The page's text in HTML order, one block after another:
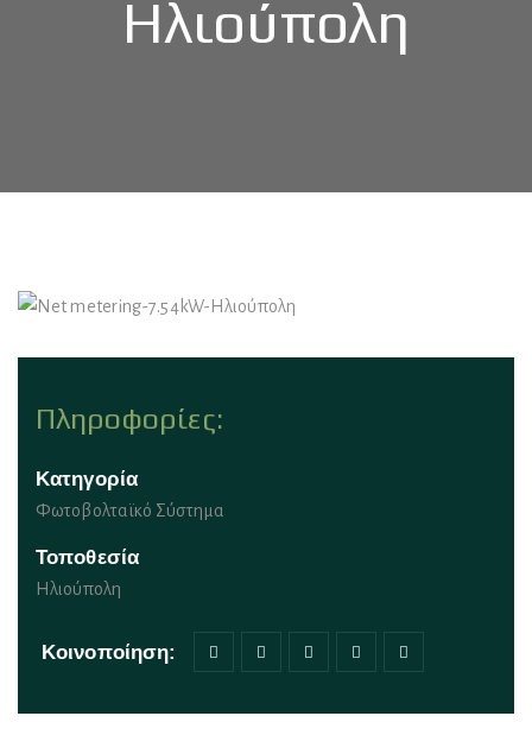
Ηλιούπολη
Πληροφορίες:
Κατηγορία
Φωτοβολταϊκό Σύστημα
Τοποθεσία
Ηλιούπολη
Κοινοποίηση: